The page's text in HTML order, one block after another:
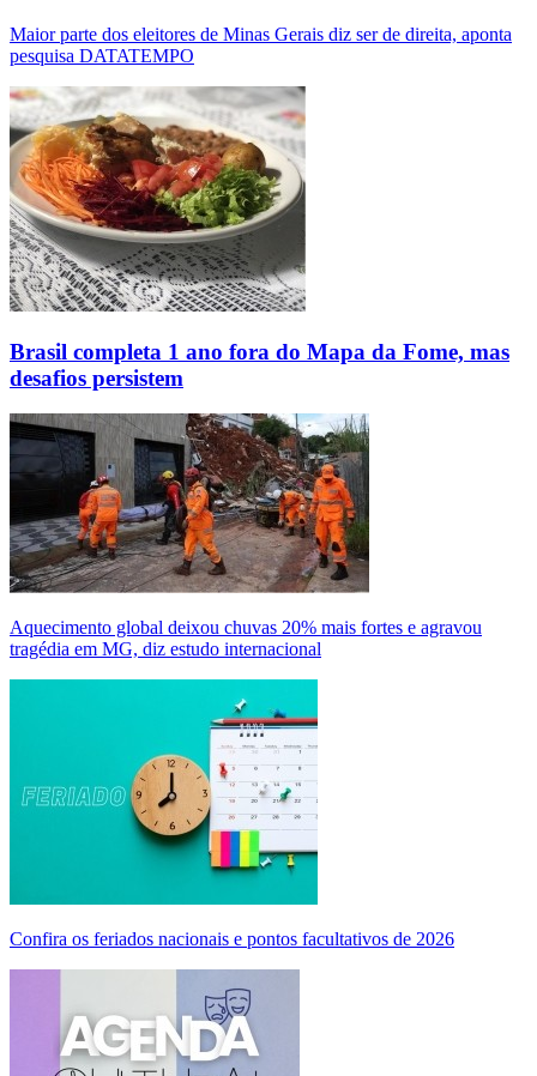
Maior parte dos eleitores de Minas Gerais diz ser de direita, aponta
pesquisa DATATEMPO
Brasil completa 1 ano fora do Mapa da Fome, mas
desafios persistem
Aquecimento global deixou chuvas 20% mais fortes e agravou
tragédia em MG, diz estudo internacional
Confira os feriados nacionais e pontos facultativos de 2026